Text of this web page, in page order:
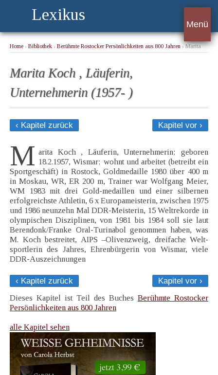
Lexikus
Menü
Home › Bibliothek › Berühmte Rostocker Persönlichkeiten aus 800 Jahren › Marita
Marita Koch , Läuferin,
Unternehmerin (1957- )
‹ Kapitel zurück Kapitel vor ›
M arita Koch , Läuferin, Unternehmerin; geboren
18.2.1957, Wismar; wohnt und arbeitet (betreibt ein
Sportgeschäft) in Rostock, Goldmedaille 1980 über 400 m
in Moskau, WR, ER 200 m, Trainer war Wolfgang Meier,
WM 1983 mit drei Gold-medaillen und einer silbernen
erfolgreichste Athletin, 6 x Europameisterin, zwischen 1975
und 1986 neunzehn Mal DDR-Meisterin, 15 Weltrekorde in
olympischen Disziplinen, von 1981 bis 1984 soll sie laut
Berendonk/Franke Oral-Turinabol genommen haben, was
M. Koch bestreitet, AIPS –Olivenzweig, dreifache Welt-
sportlerin des Jahres, Ehrenbürgerin von Wismar, viele
DDR-Auszeichnungen
‹ Kapitel zurück
Kapitel vor ›
Dieses Kapitel ist Teil des Buches Berühmte Rostocker
Persönlichkeiten aus 800 Jahren
alle Kapitel sehen